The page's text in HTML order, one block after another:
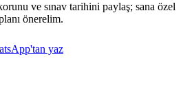
ve sınav tarihini paylaş; sana özel
önerelim.
yaz